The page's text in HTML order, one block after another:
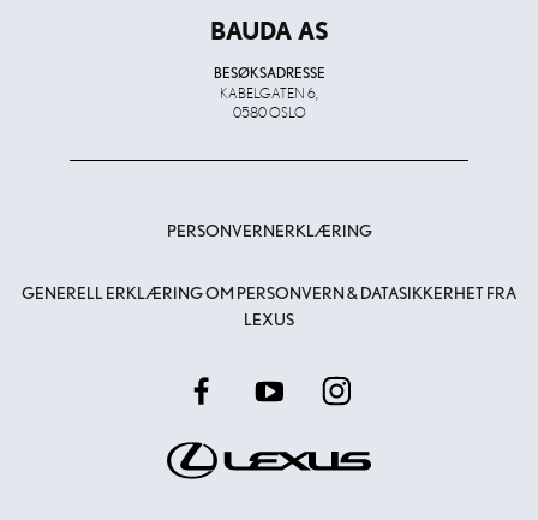
BAUDA AS
BESØKSADRESSE
KABELGATEN 6,
0580 OSLO
PERSONVERNERKLÆRING
GENERELL ERKLÆRING OM PERSONVERN & DATASIKKERHET FRA
LEXUS